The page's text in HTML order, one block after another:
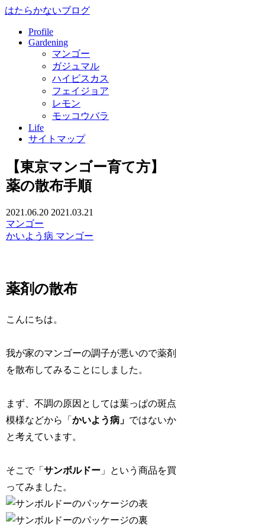
はたらかないブログ
Profile
Gardening
マンゴー
ガジュマル
ハイビスカス
フェイジョア
レモン
モッコウバラ
Life
サイトマップ
【東京マンゴー育て方】
薬の散布手順
2021.06.20 2021.03.21
マンゴー
かいよう病 マンゴー
薬剤の散布
こんにちは。
我が家のマンゴーの調子が悪いので薬剤
を散布してみることにしました。
まず、不調の原因としては葉っぱの斑点
模様などから「かいよう病」 ではないか
と考えています。
そこで「サンボルドー 」という商品を買
ってみました。